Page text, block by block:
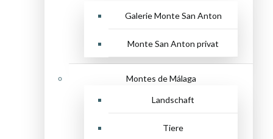
Galerie Monte San Anton
Monte San Anton privat
Montes de Málaga
Landschaft
Tiere